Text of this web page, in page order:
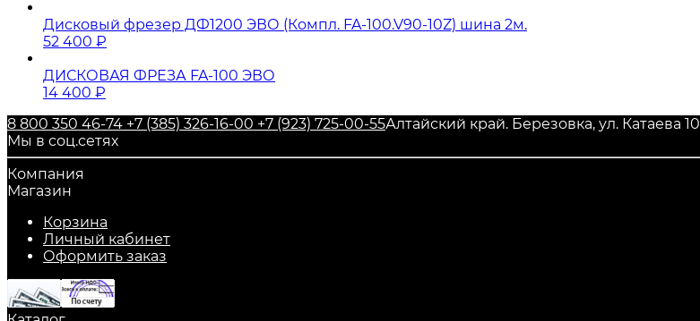
Дисковый фрезер ДФ1200 ЭВО (Компл. FA-100.V90-10Z) шина 2м.
52 400 ₽
ДИСКОВАЯ ФРЕЗА FA-100 ЭВО
14 400 ₽
8 800 350 46-74 +7 (385) 326-16-00 +7 (923) 725-00-55Алтайский край. Березовка, ул. Катаева 10
Мы в соц.сетях
Компания
Магазин
Корзина
Личный кабинет
Оформить заказ